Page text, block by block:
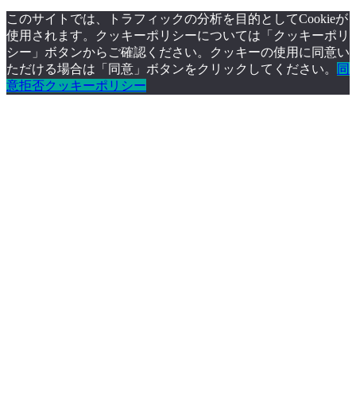
このサイトでは、トラフィックの分析を目的としてCookieが
使用されます。クッキーポリシーについては「クッキーポリ
シー」ボタンからご確認ください。クッキーの使用に同意い
ただける場合は「同意」ボタンをクリックしてください。
同
意拒否クッキーポリシー